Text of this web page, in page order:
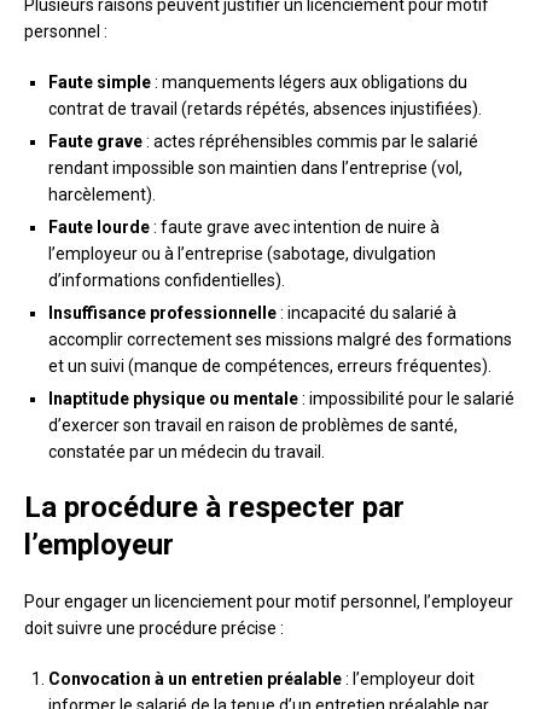
Plusieurs raisons peuvent justifier un licenciement pour motif
personnel :
Faute simple: manquements légers aux obligations du
contrat de travail (retards répétés, absences injustifiées).
Faute grave: actes répréhensibles commis par le salarié
rendant impossible son maintien dans l’entreprise (vol,
harcèlement).
Faute lourde: faute grave avec intention de nuire à
l’employeur ou à l’entreprise (sabotage, divulgation
d’informations confidentielles).
Insuffisance professionnelle: incapacité du salarié à
accomplir correctement ses missions malgré des formations
et un suivi (manque de compétences, erreurs fréquentes).
Inaptitude physique ou mentale: impossibilité pour le salarié
d’exercer son travail en raison de problèmes de santé,
constatée par un médecin du travail.
La procédure à respecter par
l’employeur
Pour engager un licenciement pour motif personnel, l’employeur
doit suivre une procédure précise :
Convocation à un entretien préalable: l’employeur doit